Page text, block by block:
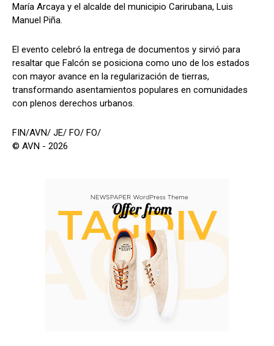
María Arcaya y el alcalde del municipio Carirubana, Luis
Manuel Piña.
El evento celebró la entrega de documentos y sirvió para
resaltar que Falcón se posiciona como uno de los estados
con mayor avance en la regularización de tierras,
transformando asentamientos populares en comunidades
con plenos derechos urbanos.
FIN/AVN/ JE/ FO/ FO/
© AVN - 2026